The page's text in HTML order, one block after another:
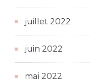
juillet 2022
juin 2022
mai 2022